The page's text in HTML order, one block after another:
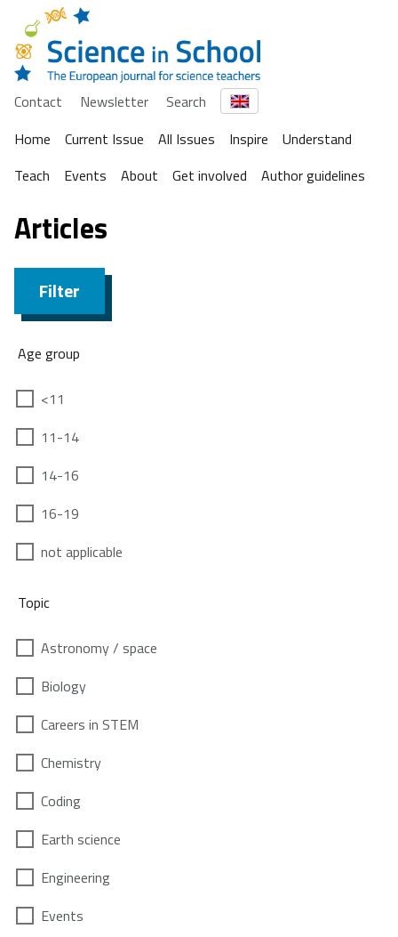
Contact Newsletter
Search
Home
Current Issue All Issues Inspire
Understand
Teach
Events About Get involved Author guidelines
Articles
Filter
Age group
<11
11-14
14-16
16-19
not applicable
Topic
Astronomy / space
Biology
Careers in STEM
Chemistry
Coding
Earth science
Engineering
Events